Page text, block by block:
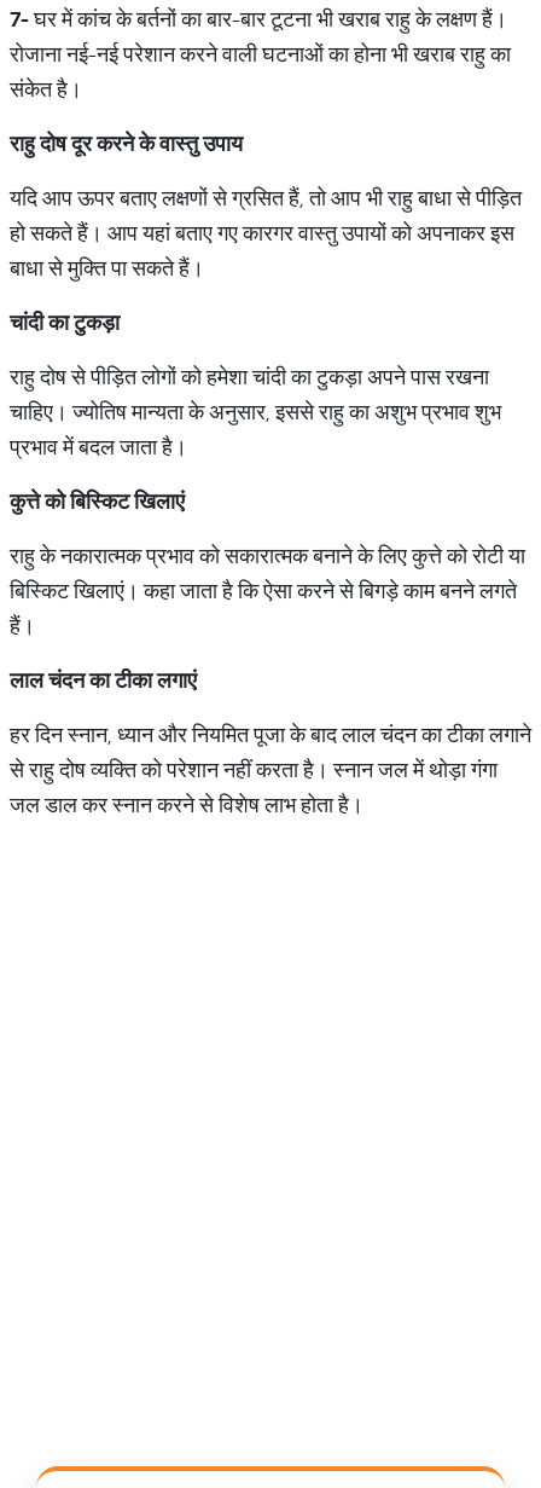
7-घर में कांच के बर्तनों का बार-बार टूटना भी खराब राहु के लक्षण हैं।
रोजाना नई-नई परेशान करने वाली घटनाओं का होना भी खराब राहु का
संकेत है।
राहुदोषदूरकरनेकेवास्तुउपाय
यदि आप ऊपर बताए लक्षणों से ग्रसित हैं, तो आप भी राहु बाधा से पीड़ित
हो सकते हैं। आप यहां बताए गए कारगर वास्तु उपायों को अपनाकर इस
बाधा से मुक्ति पा सकते हैं।
चांदीकाटुकड़ा
राहु दोष से पीड़ित लोगों को हमेशा चांदी का टुकड़ा अपने पास रखना
चाहिए। ज्योतिष मान्यता के अनुसार, इससे राहु का अशुभ प्रभाव शुभ
प्रभाव में बदल जाता है।
कुत्तेकोबिस्किटखिलाएं
राहु के नकारात्मक प्रभाव को सकारात्मक बनाने के लिए कुत्ते को रोटी या
बिस्किट खिलाएं। कहा जाता है कि ऐसा करने से बिगड़े काम बनने लगते
हैं।
लालचंदनकाटीकालगाएं
हर दिन स्नान, ध्यान और नियमित पूजा के बाद लाल चंदन का टीका लगाने
से राहु दोष व्यक्ति को परेशान नहीं करता है। स्नान जल में थोड़ा गंगा
जल डाल कर स्नान करने से विशेष लाभ होता है।